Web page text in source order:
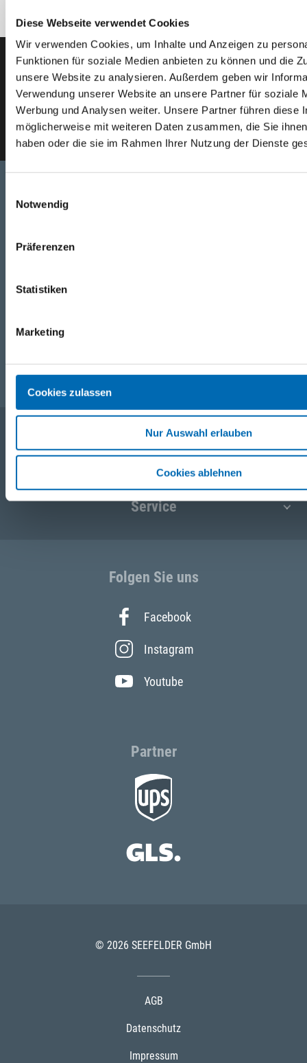
Diese Webseite verwendet Cookies
Wir verwenden Cookies, um Inhalte und Anzeigen zu
Funktionen für soziale Medien anbieten zu können und die
unsere Website zu analysieren. Außerdem geben wir
Verwendung unserer Website an unsere Partner für soziale
Werbung und Analysen weiter. Unsere Partner führen diese
möglicherweise mit weiteren Daten zusammen, die Sie
haben oder die sie im Rahmen Ihrer Nutzung der Dienste
Notwendig
Präferenzen
Statistiken
Marketing
Cookies zulassen
Nur Auswahl erlauben
Cookies ablehnen
Der SEEFELDER Newsletter
E-Mail eingeben
Unternehmen
Service
Folgen Sie uns
Facebook
Instagram
Youtube
Partner
© 2026 SEEFELDER GmbH
AGB
Datenschutz
Impressum